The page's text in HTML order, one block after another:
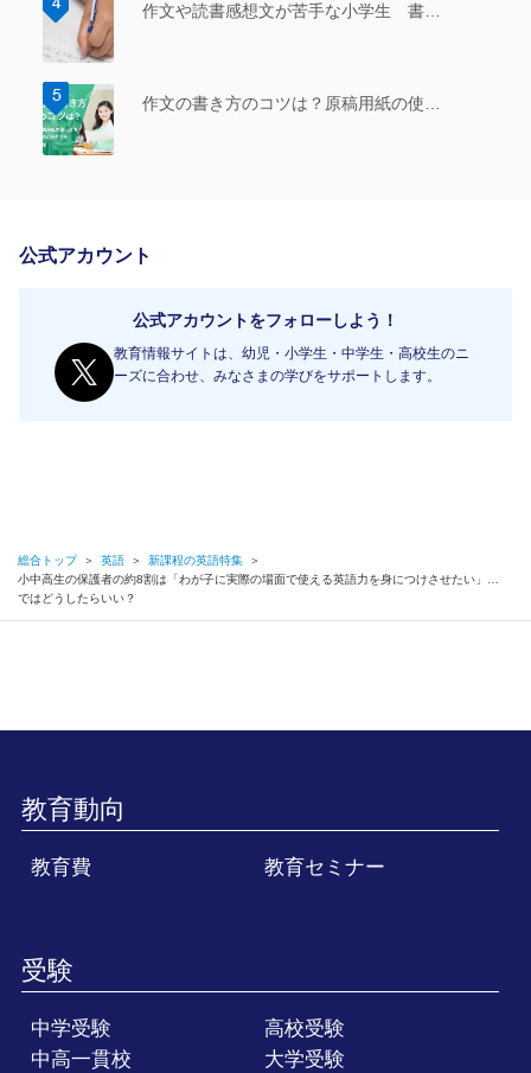
作文や読書感想文が苦手な小学生 書…
作文の書き方のコツは？原稿用紙の使…
公式アカウント
公式アカウントをフォローしよう！
教育情報サイトは、幼児・小学生・中学生・高校生のニ
ーズに合わせ、みなさまの学びをサポートします。
総合トップ ＞ 英語 ＞ 新課程の英語特集
＞
小中高生の保護者の約8割は「わが子に実際の場面で使える英語力を身につけさせたい」…
ではどうしたらいい？
教育動向
教育費 教育セミナー
受験
中学受験
高校受験
中高一貫校
大学受験